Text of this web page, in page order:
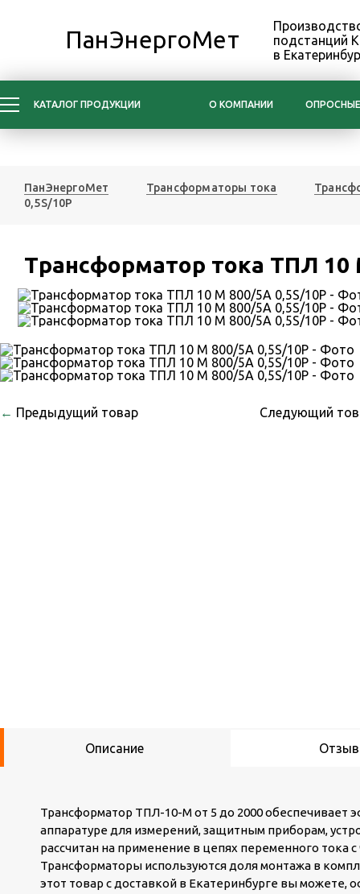
ПанЭнергоМет
подстанций
в
КАТАЛОГ ПРОДУКЦИИ О КОМПАНИИ
ПанЭнергоМет Трансформаторы тока
0,5S/10Р
Трансформатор тока ТПЛ 10
← Предыдущий товар Следующий
Описание
Трансформатор ТПЛ-10-М от 5 до 2000 обеспечивает
аппаратуре для измерений, защитным приборам,
рассчитан на применение в цепях переменного тока
Трансформаторы используются доля монтажа в
этот товар с доставкой в Екатеринбурге вы можете,